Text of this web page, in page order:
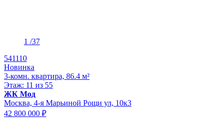
1 /37
541110
Новинка
3-комн. квартира, 86.4 м²
Этаж: 11 из 55
ЖК Мод
Москва, 4-я Марьиной Рощи ул, 10к3
42 800 000 ₽